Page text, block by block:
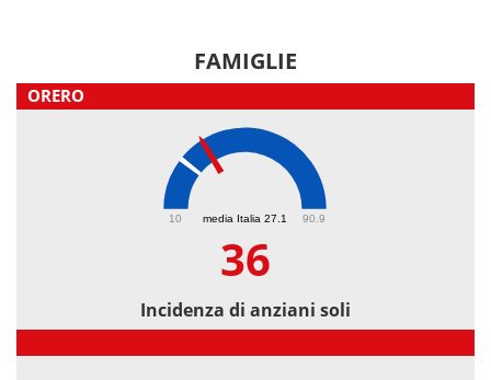
FAMIGLIE
ORERO
media Italia 27.1
10 90.9
36
Incidenza di anziani soli